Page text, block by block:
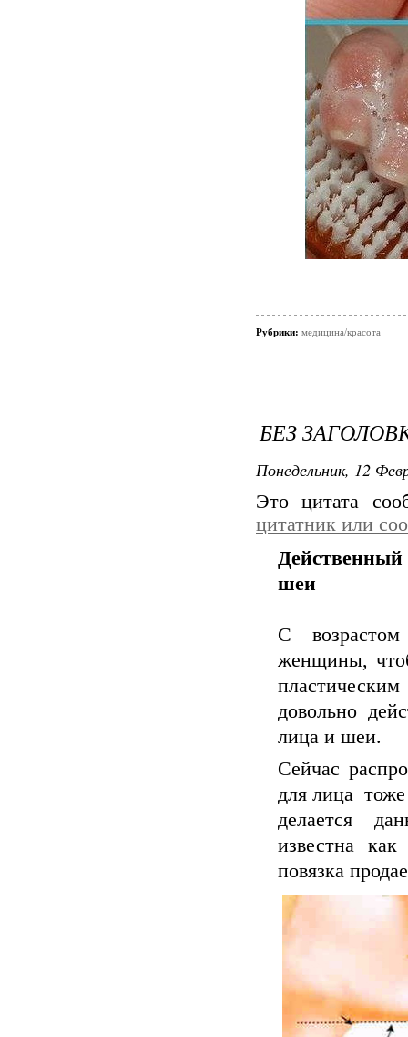
Рубрики: медицина/красота
БЕЗ
Понедельник, 12
Это цитата
цитатник или
шеи
С
женщины,
довольно
лица и шеи.
Сейчас
для лица
делается
известна как
повязка